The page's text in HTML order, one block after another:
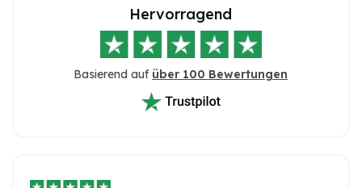
Hervorragend
Basierend auf über 100 Bewertungen